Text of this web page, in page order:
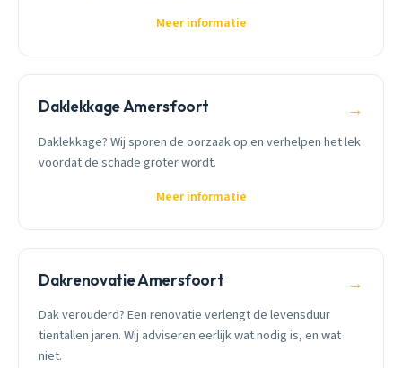
Meer informatie
Daklekkage Amersfoort →
Daklekkage? Wij sporen de oorzaak op en verhelpen het lek
voordat de schade groter wordt.
Meer informatie
Dakrenovatie Amersfoort →
Dak verouderd? Een renovatie verlengt de levensduur
tientallen jaren. Wij adviseren eerlijk wat nodig is, en wat
niet.